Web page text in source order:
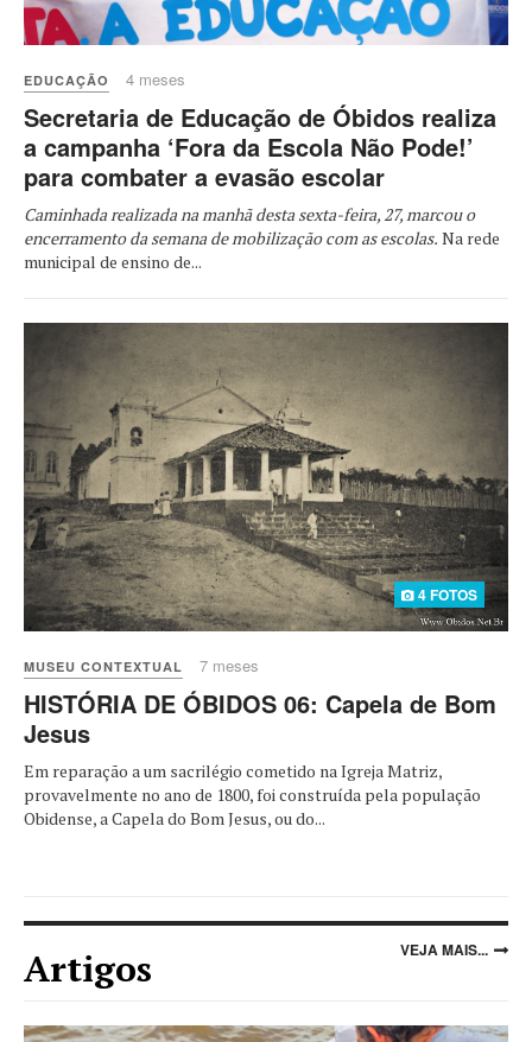
EDUCAÇÃO 4 meses
Secretaria de Educação de Óbidos realiza
a campanha ‘Fora da Escola Não Pode!’
para combater a evasão escolar
Caminhada realizada na manhã desta sexta-feira, 27, marcou o
encerramento da semana de mobilização com as escolas. Na rede
municipal de ensino de...
4 FOTOS
MUSEU CONTEXTUAL 7 meses
HISTÓRIA DE ÓBIDOS 06: Capela de Bom
Jesus
Em reparação a um sacrilégio cometido na Igreja Matriz,
provavelmente no ano de 1800, foi construída pela população
Obidense, a Capela do Bom Jesus, ou do...
Artigos VEJA MAIS...